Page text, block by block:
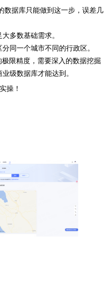
数据库只能做到这一步，误差几
多数基础需求。
同一个城市不同的行政区。
限精度，需要深入的数据挖掘
级数据库才能达到。
操！